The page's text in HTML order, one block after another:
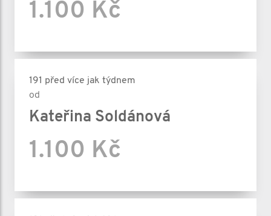
1.100 Kč
191 před více jak týdnem
od
Kateřina Soldánová
1.100 Kč